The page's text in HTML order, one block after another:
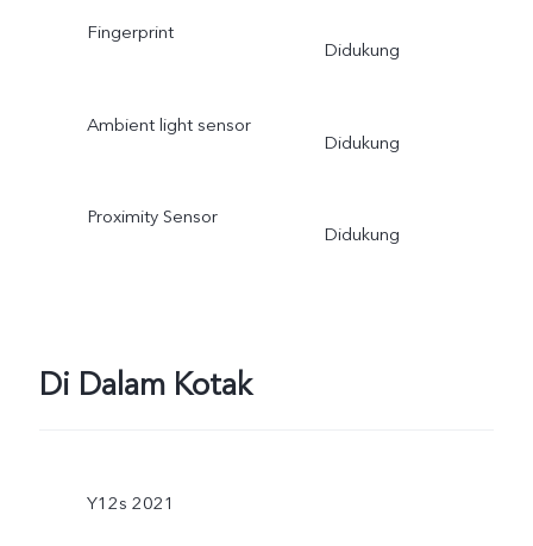
Fingerprint
Didukung
Ambient light sensor
Didukung
Proximity Sensor
Didukung
Di Dalam Kotak
Y12s 2021